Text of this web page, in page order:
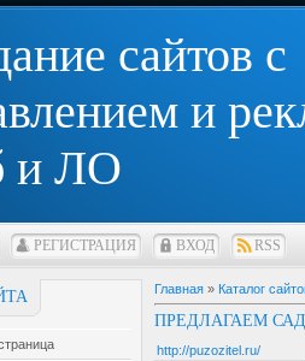
сайтов с
и
и ЛО
РЕГИСТРАЦИЯ ВХОД RSS
Главная » Каталог
ПРЕДЛАГАЕМ
http://puzozitel.ru/